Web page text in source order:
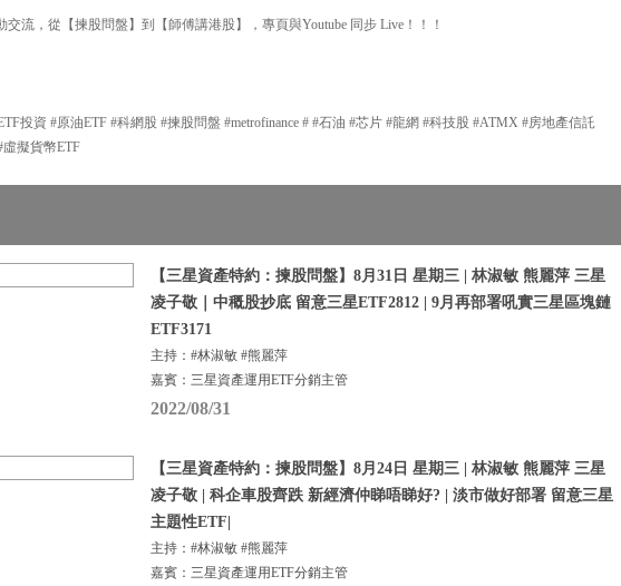
流，從【揀股問盤】到【師傅講港股】，專頁與Youtube 同步 Live！！！
投資 #原油ETF #科網股 #揀股問盤 #metrofinance # #石油 #芯片 #龍網 #科技股 #ATMX #房地產信託
虛擬貨幣ETF
【三星資產特約：揀股問盤】8月31日 星期三 | 林淑敏 熊麗萍 三星
凌子敬｜中穊股抄底 留意三星ETF2812 | 9月再部署吼實三星區塊鏈
ETF3171
主持：#林淑敏 #熊麗萍
嘉賓：三星資產運用ETF分銷主管
2022/08/31
【三星資產特約：揀股問盤】8月24日 星期三 | 林淑敏 熊麗萍 三星
凌子敬 | 科企車股齊跌 新經濟仲睇唔睇好? | 淡市做好部署 留意三星
主題性ETF|
主持：#林淑敏 #熊麗萍
嘉賓：三星資產運用ETF分銷主管